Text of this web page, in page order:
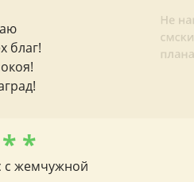
благ!
*
с жемчужной